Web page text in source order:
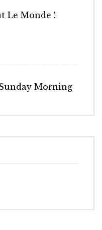
Le Monde !
Morning